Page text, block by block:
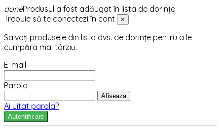
doneProdusul a fost adăugat în lista de dorințe
Trebuie să te conectezi în cont
×
Salvați produsele din lista dvs. de dorințe pentru a le
cumpăra mai târziu.
E-mail
Parola
Afiseaza
Ai uitat parola?
Autentificare